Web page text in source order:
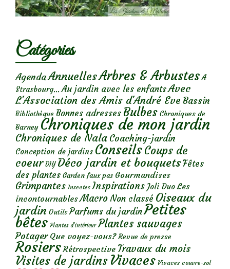
Catégories
AgendaAnnuellesArbres & Arbustes A
Strasbourg... Au jardin avec les enfantsAvec
L'Association des Amis d'André Eve Bassin
Bibliothèque Bonnes adresses Bulbes Chroniques de
Barney Chroniques de mon jardin
Chroniques de Nala Coaching-jardin
Conception de jardins ConseilsCoups de
coeur DIY Déco jardin et bouquetsFêtes
des plantes Garden faux pas Gourmandises
Grimpantes Insectes Inspirations Joli Duo Les
incontournables Macro Non classé Oiseaux du
jardin Outils Parfums du jardinPetites
bêtes Plantes d’intérieur Plantes sauvages
Potager Que voyez-vous? Revue de presse
Rosiers Rétrospective Travaux du mois
Visites de jardins Vivaces Vivaces couvre-sol